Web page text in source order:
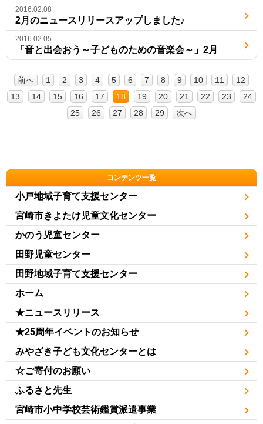
2016.02.08
2月のニュースリリースアップしました♪
2016.02.05
「音と出会おう～子どものための音楽会～」2月
前へ 1 2 3 4 5 6 7 8 9 10 11
12
13
14 15 16 17 18 19 20 21 22 23
24
25
26 27 28 29 次へ
コンテンツ一覧
小戸地域子育て支援センター
宮崎市きよたけ児童文化センター
かのう児童センター
田野児童センター
田野地域子育て支援センター
ホーム
★ニュースリリース
★25周年イベントのお知らせ
みやざき子ども文化センターとは
☆ご寄付のお願い
ふるさと先生
宮崎市小中学校芸術鑑賞派遣事業